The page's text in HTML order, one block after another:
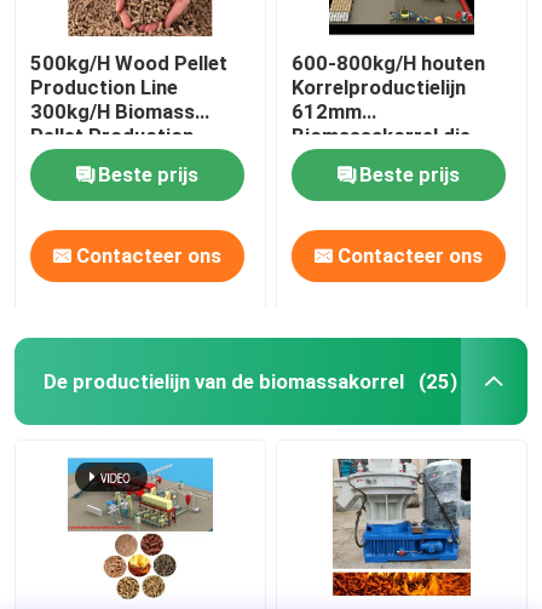
500kg/H Wood Pellet
Production Line
300kg/H Biomass
Pellet Production
Equipment
Beste prijs
Contacteer ons
600-800kg/H houten
Korrelproductielijn
612mm
Biomassakorrel die
Machine maken
Beste prijs
Contacteer ons
De productielijn van de biomassakorrel (25)